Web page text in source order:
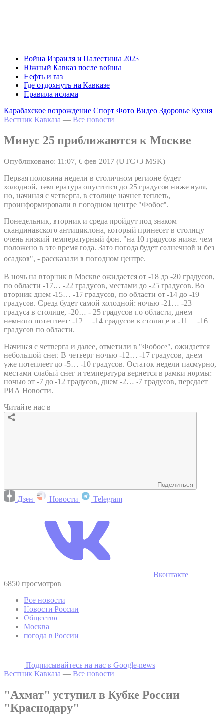
Война Израиля и Палестины 2023
Южный Кавказ после войны
Нефть и газ
Где отдохнуть на Кавказе
Правила ислама
Карабахское возрождение Спорт Фото Видео Здоровье Кухня
Вестник Кавказа — Все новости
Минус 25 приближаются к Москве
Опубликовано: 11:07, 6 фев 2017 (UTC+3 MSK)
Первая половина недели в столичном регионе будет
холодной, температура опустится до 25 градусов ниже нуля,
но, начиная с четверга, в столице начнет теплеть,
проинформировали в погодном центре "Фобос".
Понедельник, вторник и среда пройдут под знаком
скандинавского антициклона, который принесет в столицу
очень низкий температурный фон, "на 10 градусов ниже, чем
положено в это время года. Зато погода будет солнечной и без
осадков", - рассказали в погодном центре.
В ночь на вторник в Москве ожидается от -18 до -20 градусов,
по области -17… -22 градусов, местами до -25 градусов. Во
вторник днем -15… -17 градусов, по области от -14 до -19
градусов. Среда будет самой холодной: ночью -21… -23
градуса в столице, -20… - 25 градусов по области, днем
немного потеплеет: -12… -14 градусов в столице и -11… -16
градусов по области.
Начиная с четверга и далее, отметили в "Фобосе", ожидается
небольшой снег. В четверг ночью -12… -17 градусов, днем
уже потеплеет до -5… -10 градусов. Остаток недели пасмурно,
местами слабый снег и температура вернется в рамки нормы:
ночью от -7 до -12 градусов, днем -2… -7 градусов, передает
РИА Новости.
Читайте нас в
Поделиться
Дзен Новости Telegram
Вконтакте
6850 просмотров
Все новости
Новости России
Общество
Москва
погода в России
Подписывайтесь на наc в Google-news
Вестник Кавказа — Все новости
"Ахмат" уступил в Кубке России
"Краснодару"